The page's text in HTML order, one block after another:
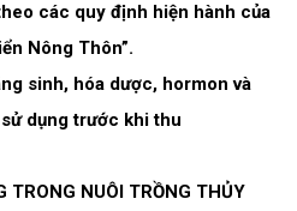
các quy định hiện hành của
Nông Thôn”.
sinh, hóa dược, hormon và
dụng trước khi thu
TRONG NUÔI TRỒNG THỦY